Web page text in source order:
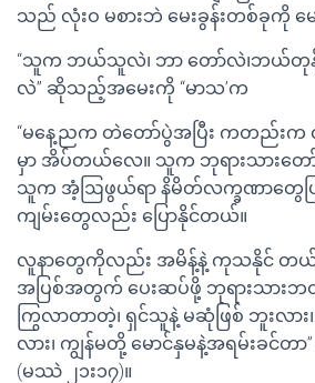
သည် လုံးဝ မစားဘဲ မေးခွန်းတစ်ခုကို
“သူက ဘယ်သူလဲ၊ ဘာ တော်လဲ၊ဘယ်တုန်
လဲ” ဆိုသည့်အမေးကို “မာသ’က
“မနေ့ညက တဲတော်ပွဲအပြီး ကတည်းက
မှာ အိပ်တယ်လေ။ သူက ဘုရားသားတော်
သူက အံ့ဩဖွယ်ရာ နိမိတ်လက္ခဏာတွေပြ
ကျမ်းတွေလည်း ပြောနိုင်တယ်။
လူနာတွေကိုလည်း အမိန့်နဲ့ ကုသနိုင် တယ်
အပြစ်အတွက် ပေးဆပ်ဖို့ ဘုရားသား
ကြွလာတာတဲ့၊ ရှင်သူနဲ့ မဆုံဖြစ် ဘူးလာ
လား၊ ကျွန်မတို့ မောင်နှမနဲ့အရမ်းခင်တာ
(မဿဲ ၂၁း၁၇)။